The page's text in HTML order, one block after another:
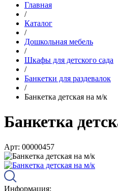
Главная
/
Каталог
/
Дошкольная мебель
/
Шкафы для детского сада
/
Банкетки для раздевалок
/
Банкетка детская на м/к
Банкетка
Арт: 00000457
Информация: